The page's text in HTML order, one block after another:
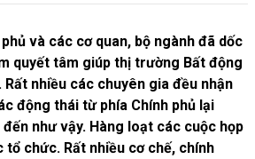
và các cơ quan, bộ ngành đã dốc
quyết tâm giúp thị trường Bất động
nhiều các chuyên gia đều nhận
động thái từ phía Chính phủ lại
như vậy. Hàng loạt các cuộc họp
chức. Rất nhiều cơ chế, chính